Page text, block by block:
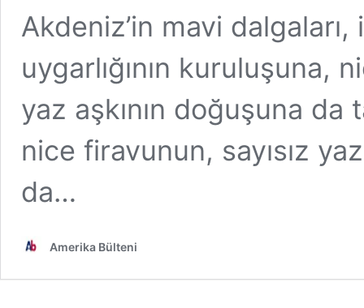
Akdeniz’in mavi
uygarlığının kuruluşuna,
yaz aşkının doğuşuna da
nice firavunun, sayısız
da…
Amerika Bülteni